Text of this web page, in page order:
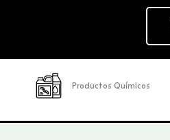
Productos Químicos